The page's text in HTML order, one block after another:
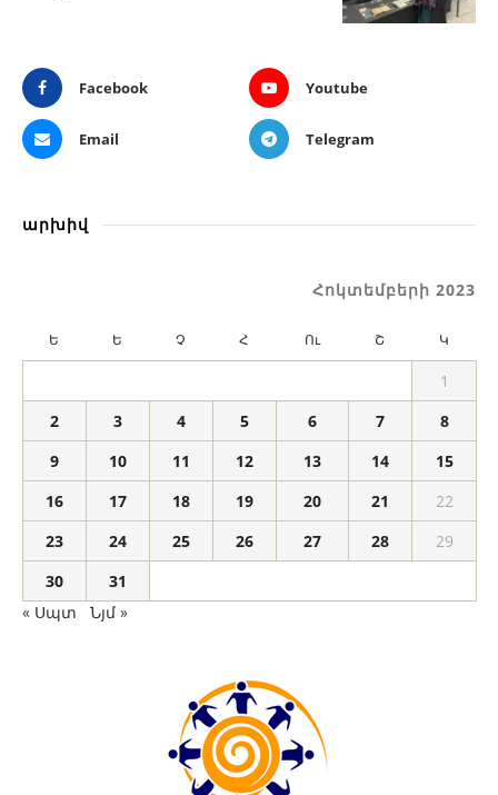
Facebook Youtube
Email Telegram
արխիվ
Հոկտեմբերի 2023
Ե Ե Չ Հ Ու Շ Կ
1
2
3 4 5 6 7
8
9
10 11 12 13 14
15
16
17 18 19 20 21
22
23
24 25 26 27 28
29
30
31
« Սպտ
Նյմ »